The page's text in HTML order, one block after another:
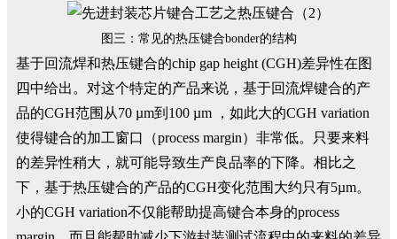
图三：常见的热压键合bonder的结构
基于回流焊和热压键合的chip gap height (CGH)差异性在图
四中给出。对这个特定的产品来说，基于回流焊键合的产
品的CGH范围从70 µm到100 µm ，如此大的CGH variation
使得键合的加工窗口（process margin）非常低。只要来料
的差异性稍大，就可能导致生产良品率的下降。相比之
下，基于热压键合的产品的CGH变化范围大约只有5µm。
小的CGH variation不仅能帮助提高键合本身的process